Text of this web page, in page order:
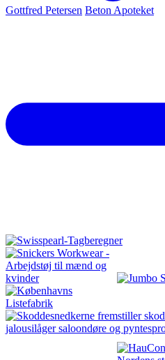
Gottfred Petersen Beton Apoteket